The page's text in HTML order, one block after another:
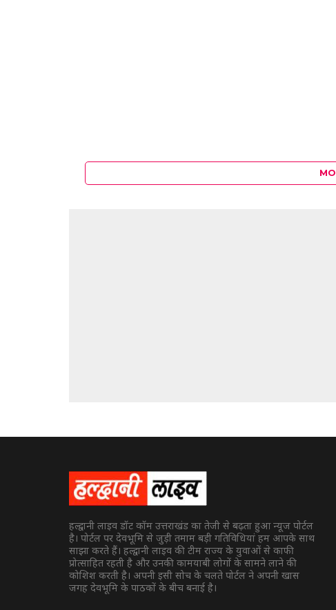
हल्द्वानी लाइव डॉट कॉम उत्तराखंड का तेजी से बढ़ता हुआ न्यूज पोर्टल
है। पोर्टल पर देवभूमि से जुड़ी तमाम बड़ी गतिविधियां हम आपके साथ
साझा करते हैं। हल्द्वानी लाइव की टीम राज्य के युवाओं से काफी
प्रोत्साहित रहती है और उनकी कामयाबी लोगों के सामने लाने की
कोशिश करती है। अपनी इसी सोच के चलते पोर्टल ने अपनी खास
जगह देवभूमि के पाठकों के बीच बनाई है।